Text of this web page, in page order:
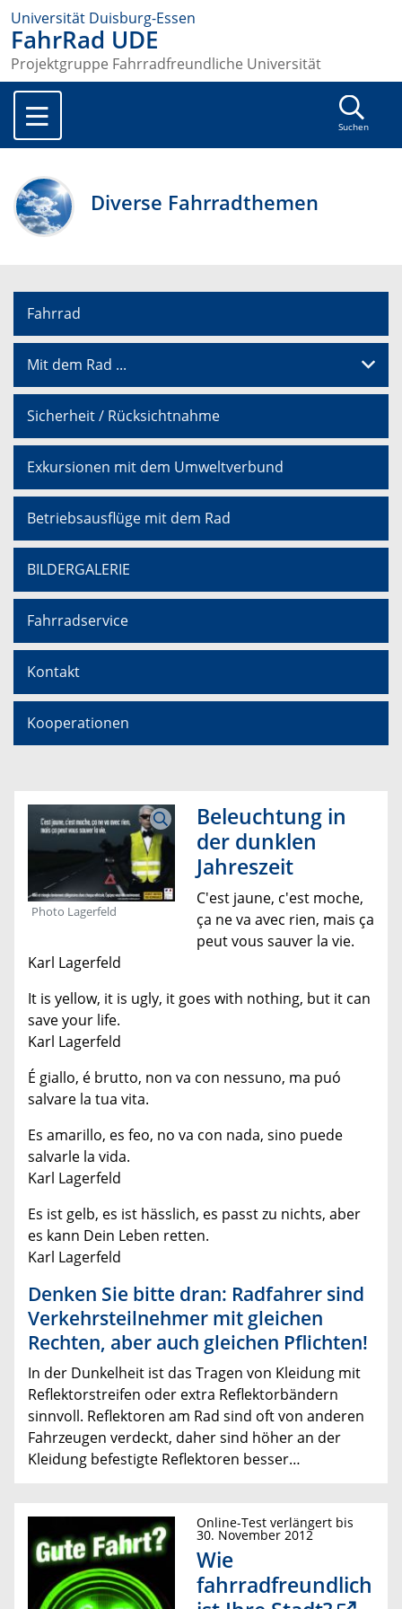
Universität Duisburg-Essen
FahrRad UDE
Projektgruppe Fahrradfreundliche Universität
Suchen
Diverse Fahrradthemen
Fahrrad
Mit dem Rad ...
Sicherheit / Rücksichtnahme
Exkursionen mit dem Umweltverbund
Betriebsausflüge mit dem Rad
BILDERGALERIE
Fahrradservice
Kontakt
Kooperationen
Photo Lagerfeld
Beleuchtung in
der dunklen
Jahreszeit
C'est jaune, c'est moche,
ça ne va avec rien, mais ça
peut vous sauver la vie.
Karl Lagerfeld
It is yellow, it is ugly, it goes with nothing, but it can
save your life.
Karl Lagerfeld
É giallo, é brutto, non va con nessuno, ma puó
salvare la tua vita.
Es amarillo, es feo, no va con nada, sino puede
salvarle la vida.
Karl Lagerfeld
Es ist gelb, es ist hässlich, es passt zu nichts, aber
es kann Dein Leben retten.
Karl Lagerfeld
Denken Sie bitte dran: Radfahrer sind
Verkehrsteilnehmer mit gleichen
Rechten, aber auch gleichen Pflichten!
In der Dunkelheit ist das Tragen von Kleidung mit
Reflektorstreifen oder extra Reflektorbändern
sinnvoll. Reflektoren am Rad sind oft von anderen
Fahrzeugen verdeckt, daher sind höher an der
Kleidung befestigte Reflektoren besser…
Online-Test verlängert bis
30. November 2012
Wie
fahrradfreundlich